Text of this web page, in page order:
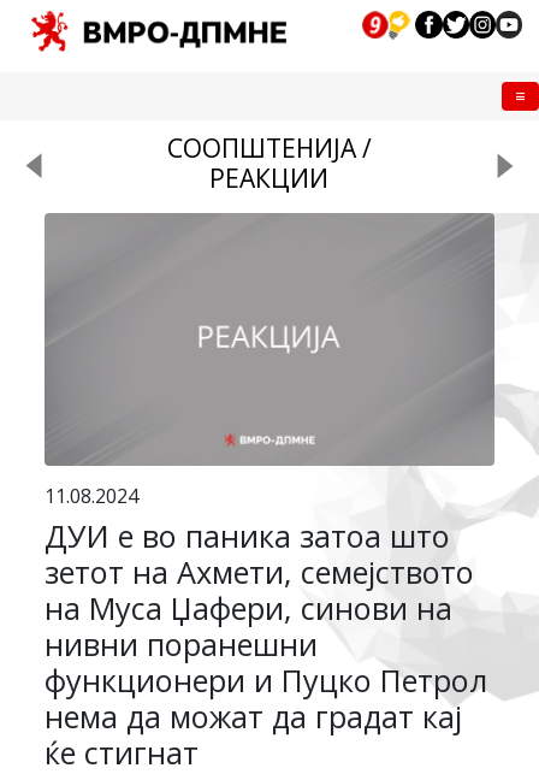
СООПШТЕНИЈА /
РЕАКЦИИ
11.08.2024
ДУИ е во паника затоа што
зетот на Ахмети, семејството
на Муса Џафери, синови на
нивни поранешни
функционери и Пуцко Петрол
нема да можат да градат кај
ќе стигнат